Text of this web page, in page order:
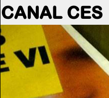
CANAL CES